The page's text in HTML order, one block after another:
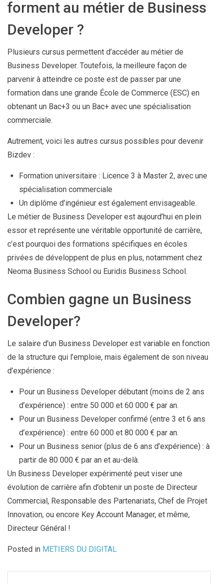
forment au métier de Business
Developer ?
Plusieurs cursus permettent d’accéder au métier de
Business Developer. Toutefois, la meilleure façon de
parvenir à atteindre ce poste est de passer par une
formation dans une grande École de Commerce (ESC) en
obtenant un Bac+3 ou un Bac+ avec une spécialisation
commerciale.
Autrement, voici les autres cursus possibles pour devenir
Bizdev :
Formation universitaire : Licence 3 à Master 2, avec une
spécialisation commerciale
Un diplôme d’ingénieur est également envisageable.
Le métier de Business Developer est aujourd’hui en plein
essor et représente une véritable opportunité de carrière,
c’est pourquoi des formations spécifiques en écoles
privées de développent de plus en plus, notamment chez
Neoma Business School ou Euridis Business School.
Combien gagne un Business
Developer?
Le salaire d’un Business Developer est variable en fonction
de la structure qui l’emploie, mais également de son niveau
d’expérience :
Pour un Business Developer débutant (moins de 2 ans
d’expérience) : entre 50 000 et 60 000 € par an.
Pour un Business Developer confirmé (entre 3 et 6 ans
d’expérience) : entre 60 000 et 80 000 € par an.
Pour un Business senior (plus de 6 ans d’expérience) : à
partir de 80 000 € par an et au-delà.
Un Business Developer expérimenté peut viser une
évolution de carrière afin d’obtenir un poste de Directeur
Commercial, Responsable des Partenariats, Chef de Projet
Innovation, ou encore Key Account Manager, et même,
Directeur Général !
Posted in METIERS DU DIGITAL